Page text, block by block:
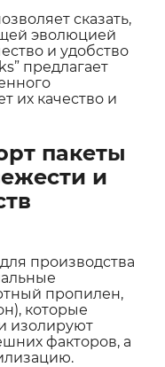
сказать,
эволюцией
и удобство
предлагает
их качество и
пакеты
и
производства
пропилен,
которые
изолируют
факторов, а